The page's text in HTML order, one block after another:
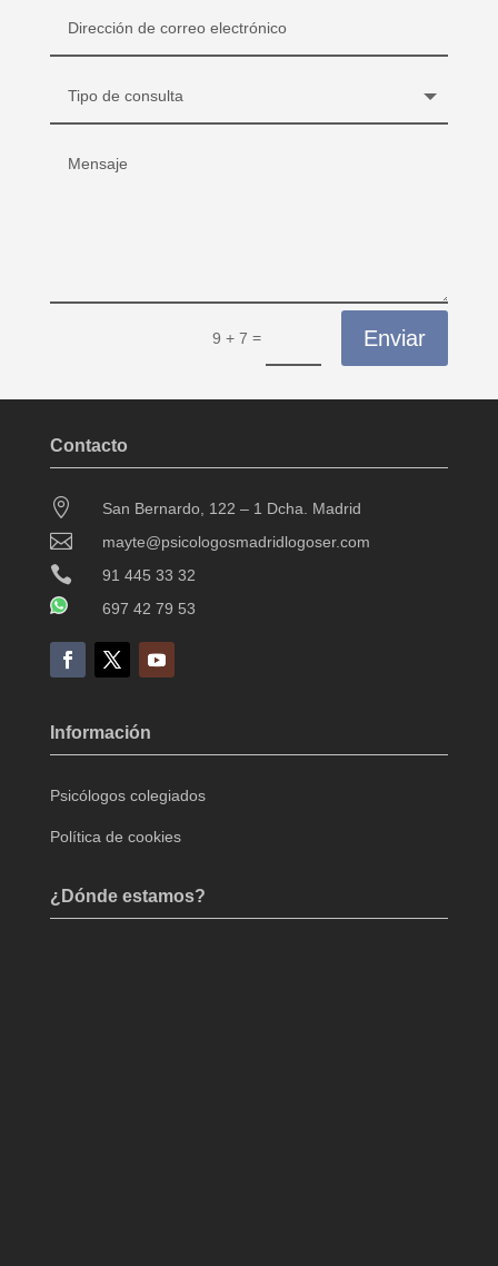
9 + 7 = Enviar
Contacto
 San Bernardo, 122 – 1 Dcha. Madrid
 mayte@psicologosmadridlogoser.com

91 445 33 32
697 42 79 53
Información
Psicólogos colegiados
Política de cookies
¿Dónde estamos?